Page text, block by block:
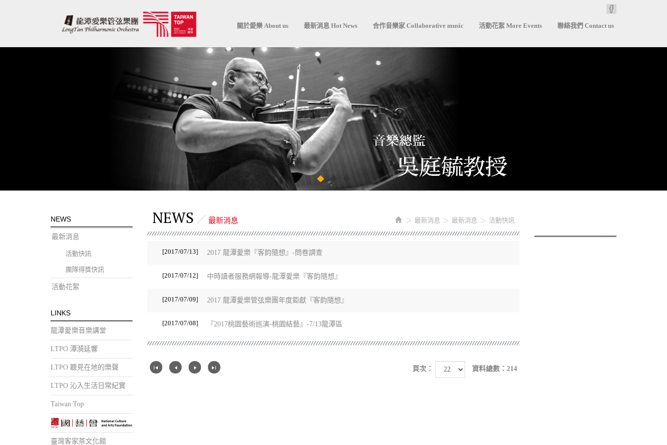
關於愛樂 About us 最新消息 Hot News 合作音樂家 Collaborative music 活動花絮 More Events 聯絡我們 Contact us
NEWS
最新消息
活動快訊
團隊得獎快訊
活動花絮
LINKS
龍潭愛樂音樂講堂
LTPO 潭漪延響
LTPO 聽見在地的樂聲
LTPO 沁入生活日常紀實
Taiwan Top
臺灣客家茶文化館
最新消息 最新消息 活動快訊
NEWS 最新消息
2017 龍潭愛樂『客韵隨想』-問卷調查
[2017/07/13]
中時讀者服務網報導-龍潭愛樂『客韵隨想』
[2017/07/12]
2017 龍潭愛樂管弦樂團年度鉅獻『客韵隨想』
[2017/07/09]
『2017桃園藝術巡演-桃園結藝』-7/13龍潭區
[2017/07/08]
頁次： 資料總數：214